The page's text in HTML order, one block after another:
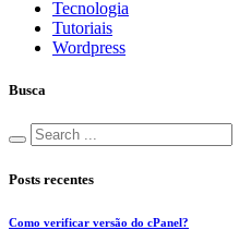
Tecnologia
Tutoriais
Wordpress
Busca
Posts recentes
Como verificar versão do cPanel?